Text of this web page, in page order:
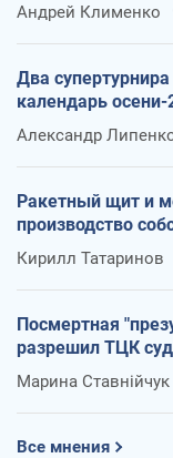
Андрей Клименко
Два
календарь осени-
Александр
Ракетный щит и
производство
Кирилл Татаринов
Посмертная
разрешил ТЦК
Марина Ставнійчук
Все мнения